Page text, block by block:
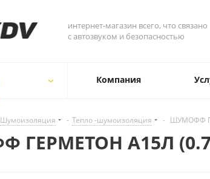
интернет-магазин всего, что связано
с автозвуком и безопасностью
Компания
Шумоизоляция - Тепло -шумоизоляция - ШУМОФФ
А15Л